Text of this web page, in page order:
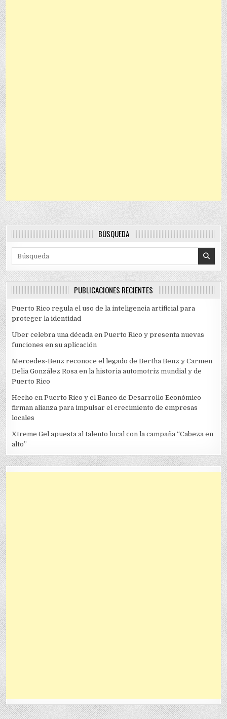
BÚSQUEDA
Search for:
PUBLICACIONES RECIENTES
Puerto Rico regula el uso de la inteligencia artificial para
proteger la identidad
Uber celebra una década en Puerto Rico y presenta nuevas
funciones en su aplicación
Mercedes-Benz reconoce el legado de Bertha Benz y Carmen
Delia González Rosa en la historia automotriz mundial y de
Puerto Rico
Hecho en Puerto Rico y el Banco de Desarrollo Económico
firman alianza para impulsar el crecimiento de empresas
locales
Xtreme Gel apuesta al talento local con la campaña “Cabeza en
alto”